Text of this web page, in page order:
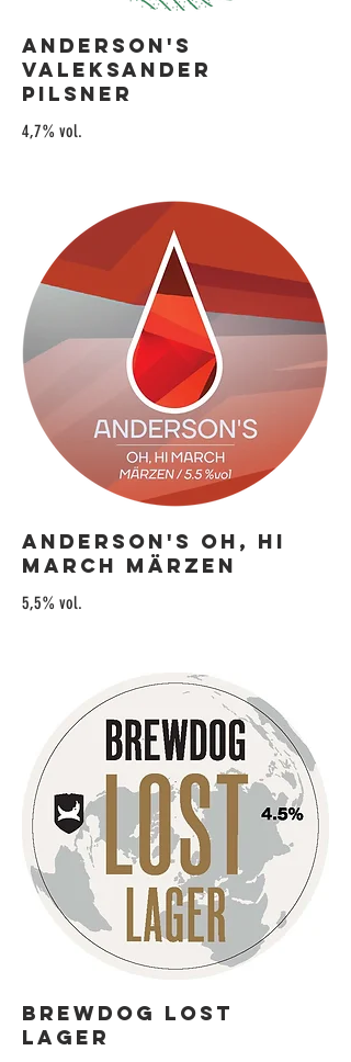
Anderson's
Valeksander
Pilsner
4,7% vol.
Anderson's Oh, Hi
March Märzen
5,5% vol.
Brewdog Lost
Lager